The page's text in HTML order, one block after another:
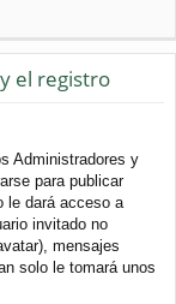
el registro
Administradores y
para publicar
le dará acceso a
invitado no
mensajes
solo le tomará unos